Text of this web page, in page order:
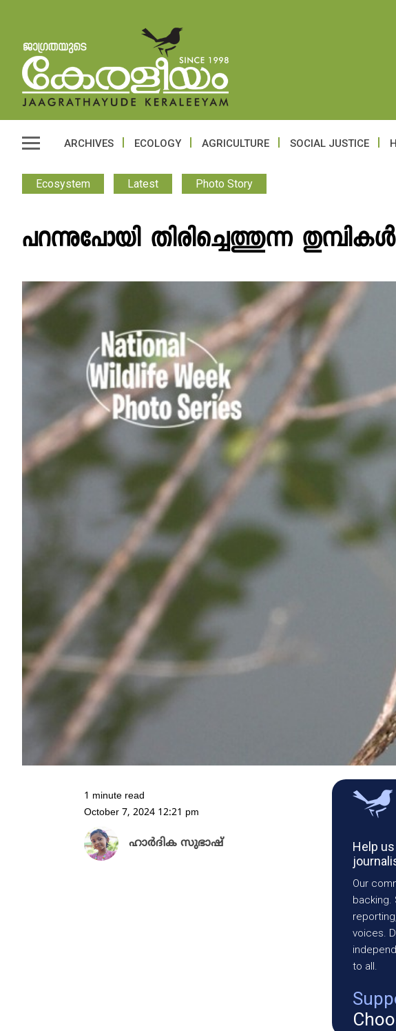
ARCHIVES ECOLOGY AGRICULTURE SOCIAL JUSTICE
Ecosystem Latest Photo Story
പറന്നുപോയി തിരിച്ചെത്തുന്ന തുമ്പികൾ
Help
Our
backing.
voices.
to all.
1 minute read
October 7, 2024 12:21 pm
ഹാർദിക സുഭാഷ്